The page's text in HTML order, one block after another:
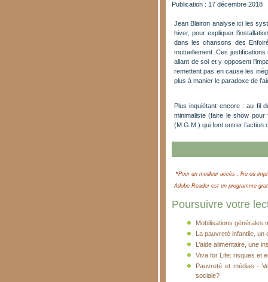
Publication : 17 décembre 2018
Jean Blairon analyse ici les
hiver, pour expliquer
dans les chansons des
mutuellement. Ces
allant de soi et y opposent
remettent pas en cause les
plus à manier le paradoxe de
Plus inquiétant encore : au fil
minimaliste (faire le show
(M.G.M.) qui font entrer
*Pour un meilleur accès : lire ou
Adobe Reader est un programme
Poursuivre votre
Mobilisations générales
La pauvreté infantile, un
L’aide alimentaire, une
Viva for Life: risques et
Pauvreté et médias -
sociale?